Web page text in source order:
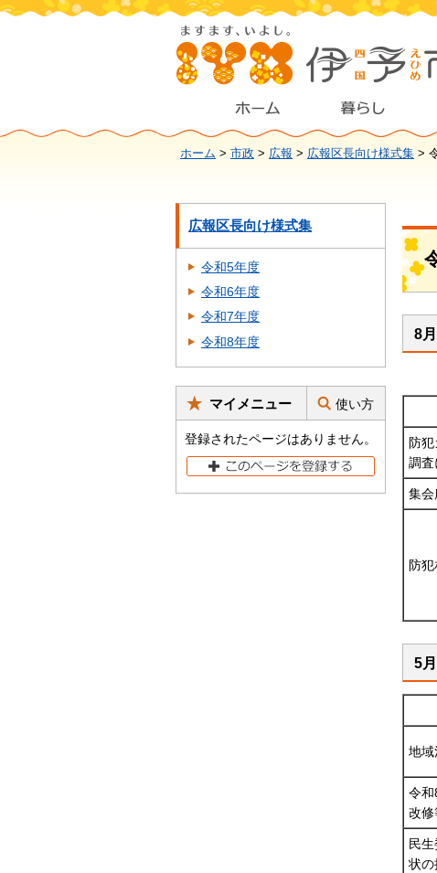
ホーム > 市政 > 広報 > 広報区長向け様式集 >
広報区長向け様式集
令和5年度
令和6年度
令和7年度
令和8年度
マイメニュー 使い方
登録されたページはありません。
8
防
調査
集会
防犯
5
地域
令和
改修
民
状の